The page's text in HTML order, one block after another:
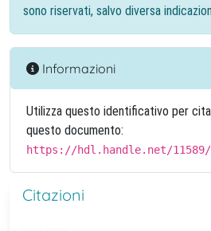
sono riservati, salvo diversa
Informazioni
Utilizza questo identificativo per
questo documento:
https://hdl.handle.net/11589/
Citazioni